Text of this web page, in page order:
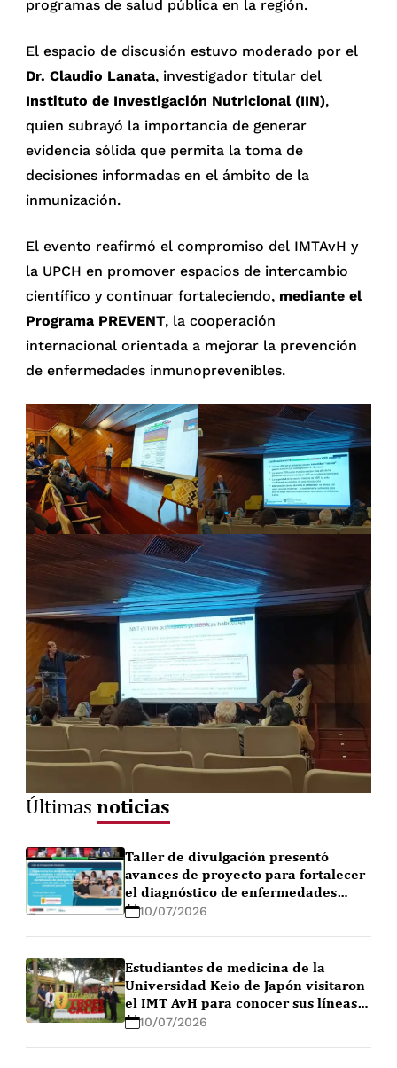
programas de salud pública en la región.
El espacio de discusión estuvo moderado por el
Dr. Claudio Lanata, investigador titular del
Instituto de Investigación Nutricional (IIN),
quien subrayó la importancia de generar
evidencia sólida que permita la toma de
decisiones informadas en el ámbito de la
inmunización.
El evento reafirmó el compromiso del IMTAvH y
la UPCH en promover espacios de intercambio
científico y continuar fortaleciendo, mediante el
Programa PREVENT, la cooperación
internacional orientada a mejorar la prevención
de enfermedades inmunoprevenibles.
Últimasnoticias
Taller de divulgación presentó
avances de proyecto para fortalecer
el diagnóstico de enfermedades
febriles en la Amazonía peruana
10/07/2026
Estudiantes de medicina de la
Universidad Keio de Japón visitaron
el IMT AvH para conocer sus líneas
de investigación
10/07/2026